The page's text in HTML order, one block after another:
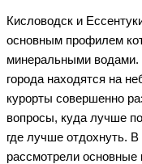
Кисловодск и
основным профилем
минеральными водами.
города находятся на
курорты совершенно
вопросы, куда лучше
где лучше отдохнуть.
рассмотрели